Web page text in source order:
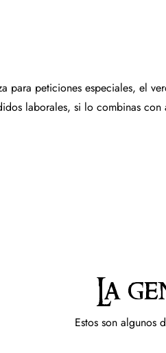
para peticiones especiales, el
laborales, si lo combinas
La
Estos son algunos